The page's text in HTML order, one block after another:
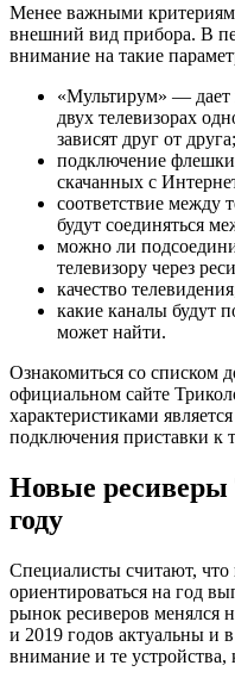
Менее важными
внешний вид прибора. В
внимание на такие
«Мультирум» — дает
двух телевизорах
зависят друг от друга;
подключение
скачанных с
соответствие между
будут соединяться
можно ли
телевизору через
качество
какие каналы будут
может найти.
Ознакомиться со списком
официальном сайте
характеристиками
подключения приставки к
Новые ресиверы
году
Специалисты считают,
ориентироваться на год
рынок ресиверов менялся
и 2019 годов актуальны и
внимание и те